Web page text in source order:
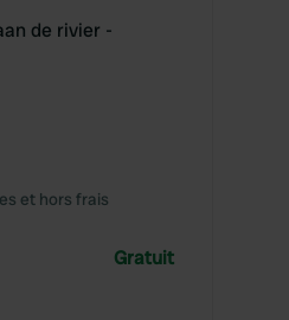
de rivier -
et hors frais
Gratuit